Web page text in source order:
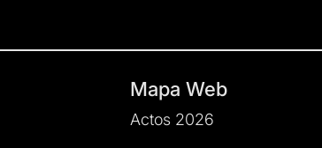
Mapa Web
Actos 2026